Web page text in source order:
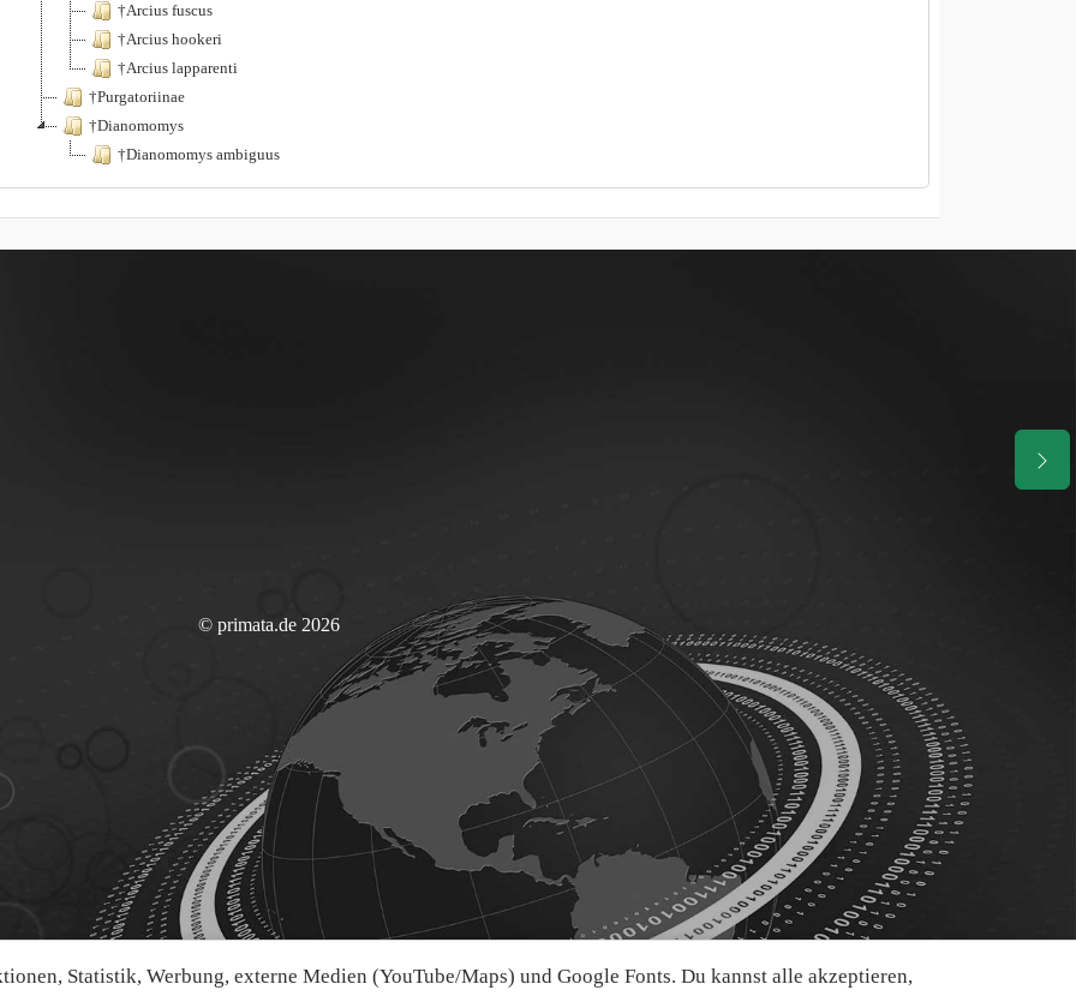
Statistik, Werbung, externe Medien (YouTube/Maps) und Google Fonts. Du kannst alle akzeptieren,
†Arcius fuscus
†Arcius hookeri
†Arcius lapparenti
†Purgatoriinae
†Dianomomys
†Dianomomys ambiguus
© primata.de 2026